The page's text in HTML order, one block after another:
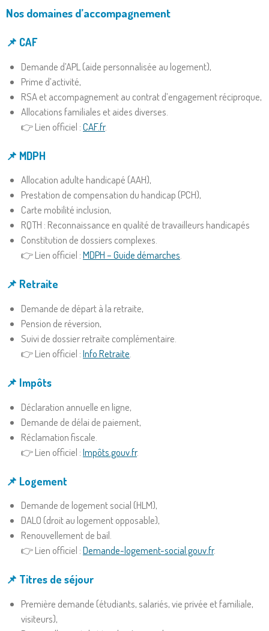
Nos domaines d’accompagnement
📌 CAF
Demande d’APL (aide personnalisée au logement),
Prime d’activité,
RSA et accompagnement au contrat d’engagement réciproque,
Allocations familiales et aides diverses.
👉 Lien officiel :CAF.fr.
📌 MDPH
Allocation adulte handicapé (AAH),
Prestation de compensation du handicap (PCH),
Carte mobilité inclusion,
RQTH : Reconnaissance en qualité de travailleurs handicapés
Constitution de dossiers complexes.
👉 Lien officiel :MDPH – Guide démarches.
📌 Retraite
Demande de départ à la retraite,
Pension de réversion,
Suivi de dossier retraite complémentaire.
👉 Lien officiel :Info Retraite
📌 Impôts
Déclaration annuelle en ligne,
Demande de délai de paiement,
Réclamation fiscale.
👉 Lien officiel :Impôts.gouv.fr.
📌 Logement
Demande de logement social (HLM),
DALO (droit au logement opposable),
Renouvellement de bail.
👉 Lien officiel :Demande-logement-social.gouv.fr.
📌 Titres de séjour
Première demande (étudiants, salariés, vie privée et familiale,
visiteurs),